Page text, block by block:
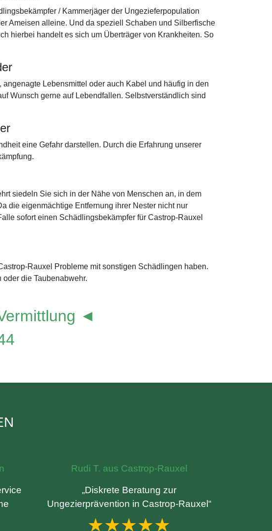
/ Kammerjäger der Ungezieferpopulation
Ameisen alleine. Und da speziell Schaben und Silberfische
hierbei handelt es sich um Überträger von Krankheiten. So
Lebensmittel oder auch Kabel und häufig in den
Wunsch gerne auf Lebendfallen. Selbstverständlich sind
eine Gefahr darstellen. Durch die Erfahrung unserer
siedeln Sie sich in der Nähe von Menschen an, in dem
die eigenmächtige Entfernung ihrer Nester nicht nur
sofort einen Schädlingsbekämpfer für Castrop-Rauxel
Rauxel Probleme mit sonstigen Schädlingen haben.
die Taubenabwehr.
◄
Rudi T. aus Castrop-Rauxel
„Diskrete Beratung zur
Ungezierprävention in Castrop-Rauxel“
★★★★★